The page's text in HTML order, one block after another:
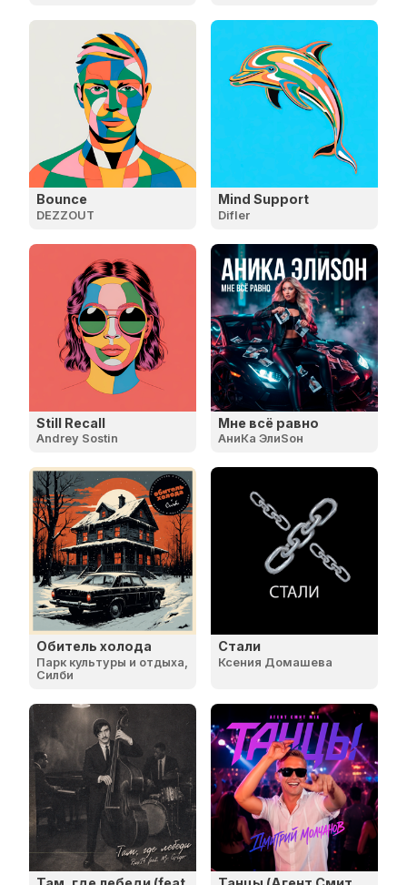
Bounce
DEZZOUT
Mind Support
Difler
Still Recall
Andrey Sostin
Мне всё равно
АниКа ЭлиSон
Обитель холода
Парк культуры и отдыха,
Силби
Стали
Ксения Домашева